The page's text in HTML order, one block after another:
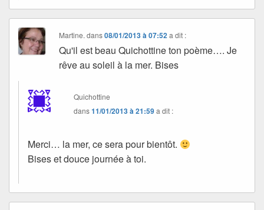
Martine. dans08/01/2013 à 07:52 a dit :
Qu'il est beau Quichottine ton poème…. Je
rêve au soleil à la mer. Bises
Quichottine
dans11/01/2013 à 21:59a dit :
Merci… la mer, ce sera pour bientôt.
Bises et douce journée à toi.